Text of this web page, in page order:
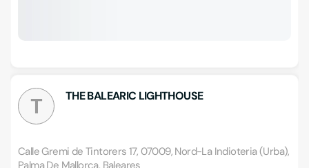
T THE BALEARIC LIGHTHOUSE
Calle Gremi de Tintorers 17, 07009, Nord-La Indioteria (Urba),
Palma De Mallorca, Baleares